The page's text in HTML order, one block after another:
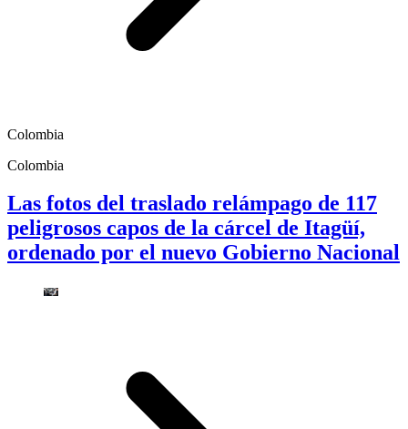
Colombia
Colombia
Las fotos del traslado relámpago de 117
peligrosos capos de la cárcel de Itagüí,
ordenado por el nuevo Gobierno Nacional